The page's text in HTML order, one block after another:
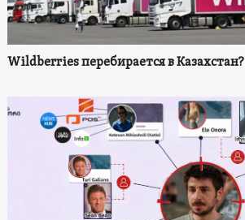
Wildberries перебирается в Казахстан?